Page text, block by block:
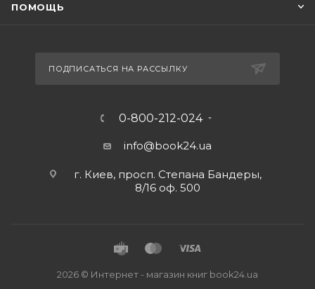
ПОМОЩЬ
ПОДПИСАТЬСЯ НА РАССЫЛКУ
0-800-212-024
info@book24.ua
г. Киев, просп. Степана Бандеры,
8/16 оф. 500
2026 © Интернет - магазин книг book24.ua